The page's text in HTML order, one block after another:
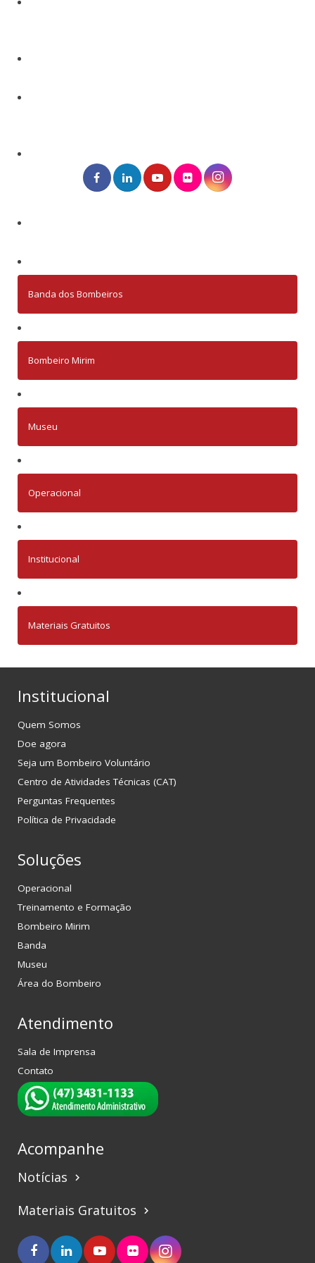
Banda dos Bombeiros
Bombeiro Mirim
Museu
Operacional
Institucional
Materiais Gratuitos
Institucional
Quem Somos
Doe agora
Seja um Bombeiro Voluntário
Centro de Atividades Técnicas (CAT)
Perguntas Frequentes
Política de Privacidade
Soluções
Operacional
Treinamento e Formação
Bombeiro Mirim
Banda
Museu
Área do Bombeiro
Atendimento
Sala de Imprensa
Contato
Acompanhe
Notícias keyboard_arrow_right
Materiais Gratuitos keyboard_arrow_right